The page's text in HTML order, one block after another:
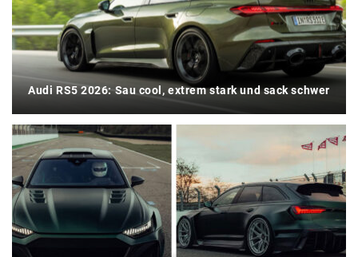
Audi RS5 2026: Sau cool, extrem stark und sack schwer